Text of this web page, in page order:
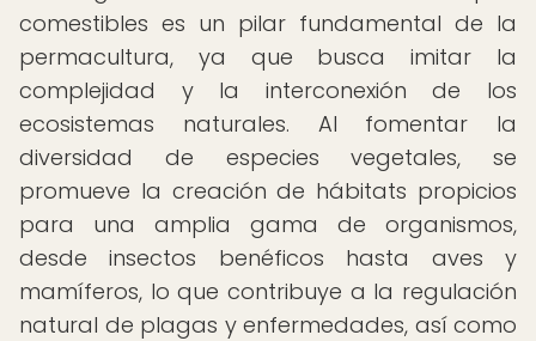
comestibles es un pilar fundamental de la
permacultura, ya que busca imitar la
complejidad y la interconexión de los
ecosistemas naturales. Al fomentar la
diversidad de especies vegetales, se
promueve la creación de hábitats propicios
para una amplia gama de organismos,
desde insectos benéficos hasta aves y
mamíferos, lo que contribuye a la regulación
natural de plagas y enfermedades, así como